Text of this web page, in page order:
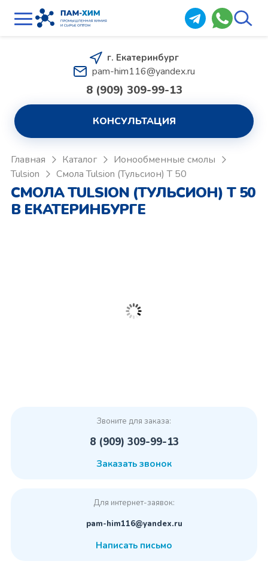
г. Екатеринбург
pam-him116@yandex.ru
8 (909) 309-99-13
КОНСУЛЬТАЦИЯ
Главная Каталог
Ионообменные смолы
Tulsion
Смола Tulsion (Тульсион) T 50
СМОЛА TULSION (ТУЛЬСИОН) T 50
В ЕКАТЕРИНБУРГЕ
Звоните для заказа:
8 (909) 309-99-13
Заказать звонок
Для интернет-заявок:
pam-him116@yandex.ru
Написать письмо